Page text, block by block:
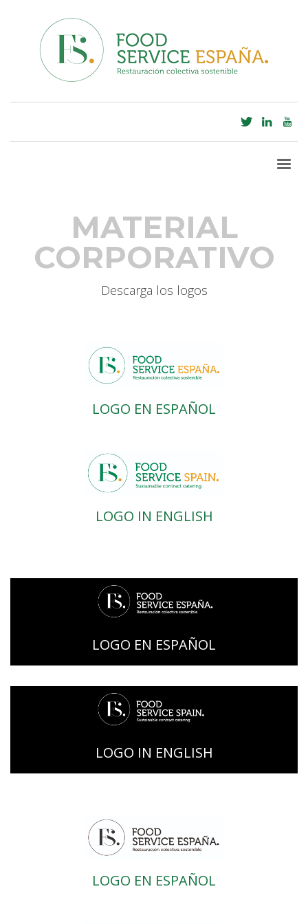
MATERIAL
CORPORATIVO
Descarga los logos
LOGO EN ESPAÑOL
LOGO IN ENGLISH
LOGO EN ESPAÑOL
LOGO IN ENGLISH
LOGO EN ESPAÑOL